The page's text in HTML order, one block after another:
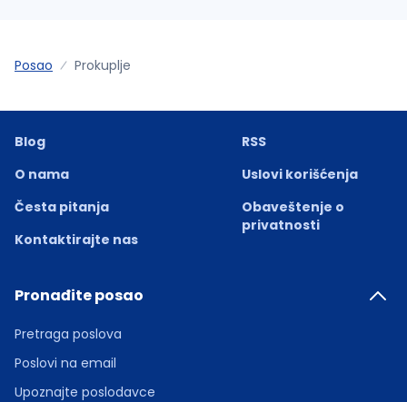
Posao Prokuplje
Blog
O nama
Česta pitanja
Kontaktirajte nas
RSS
Uslovi korišćenja
Obaveštenje o
privatnosti
Pronađite posao
Pretraga poslova
Poslovi na email
Upoznajte poslodavce